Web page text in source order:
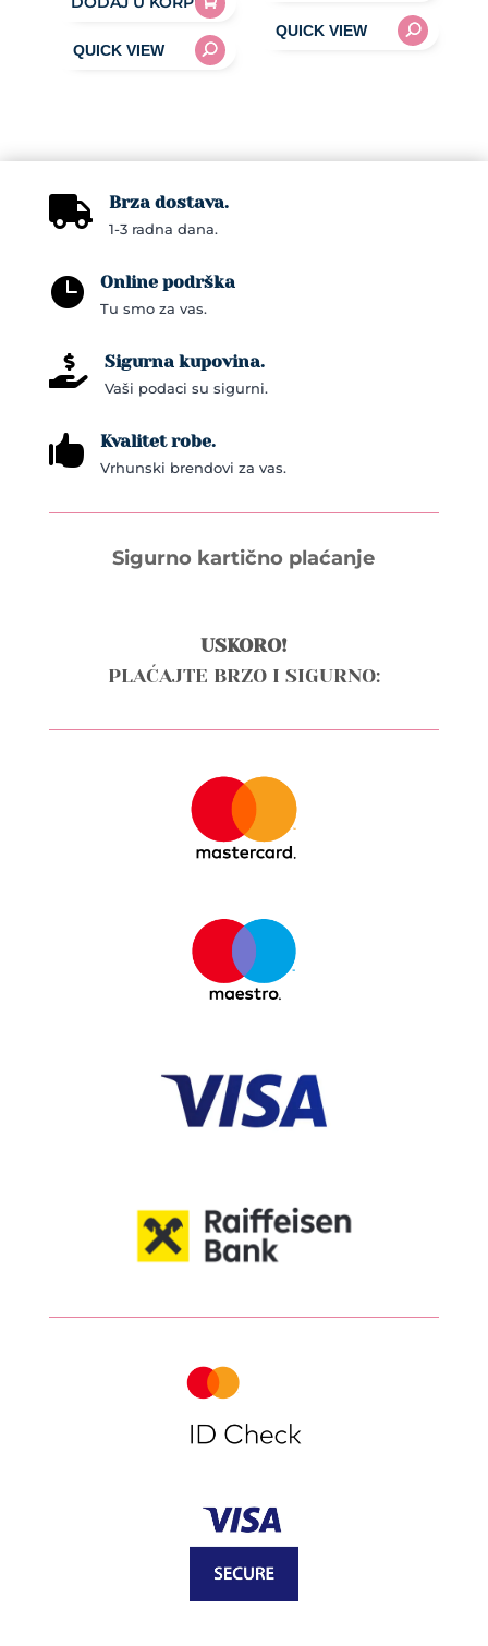
 Brza dostava.
1-3 radna dana.
 Online podrška
Tu smo za vas.
 Sigurna kupovina.
Vaši podaci su sigurni.
 Kvalitet robe.
Vrhunski brendovi za vas.
Sigurno kartično plaćanje
USKORO!
PLAĆAJTE BRZO I SIGURNO: